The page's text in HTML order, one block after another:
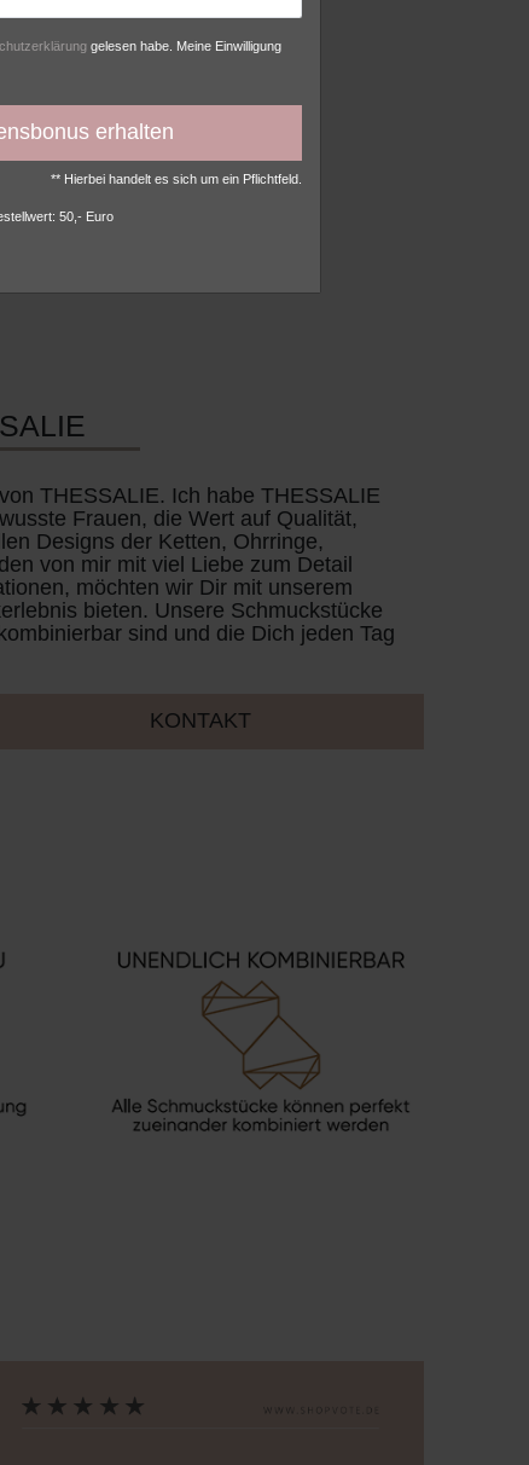
THESSALIE. Ich habe THESSALIE
Frauen, die Wert auf Qualität,
Designs der Ketten, Ohrringe,
von mir mit viel Liebe zum Detail
möchten wir Dir mit unserem
bieten. Unsere Schmuckstücke
sind und die Dich jeden Tag
KONTAKT
gelesen habe. Meine Einwilligung
erhalten
** Hierbei handelt es sich um ein Pflichtfeld.
50,- Euro